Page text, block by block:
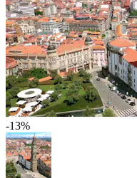
-13%